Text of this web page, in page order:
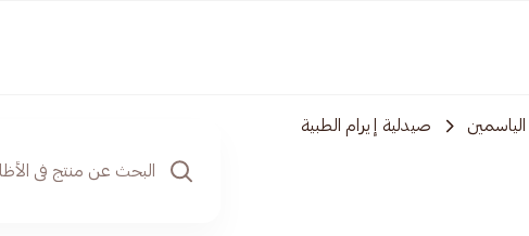
الياسمين صيدلية إيرام الطبية